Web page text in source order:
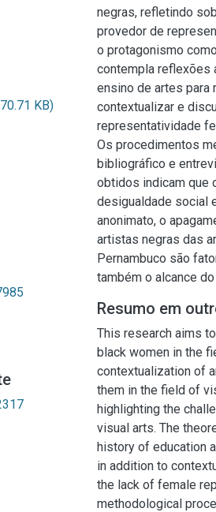
KB)
negras, refletindo
provedor de
o protagonismo
contempla reflexões
ensino de artes para
contextualizar e
representatividade
Os procedimentos
bibliográfico e
obtidos indicam que
desigualdade social
anonimato, o
artistas negras das
Pernambuco são
também o alcance
Resumo em
This research aims
black women in the
contextualization of
them in the field of
highlighting the
visual arts. The
history of education
in addition to
the lack of female
methodological